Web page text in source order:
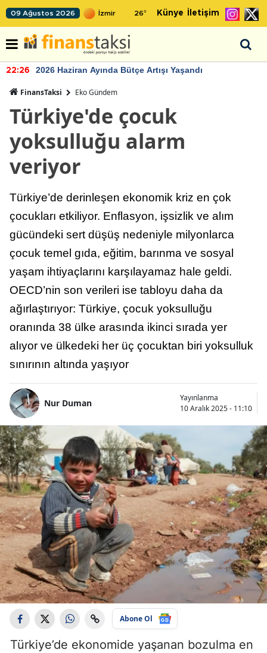
09 Ağustos 2026 26° Künye İletişim
22:26 2026 Haziran Ayında Bütçe Artışı Yaşandı
FinansTaksi Eko Gündem
Türkiye'de çocuk
yoksulluğu alarm
veriyor
Türkiye’de derinleşen ekonomik kriz en çok
çocukları etkiliyor. Enflasyon, işsizlik ve alım
gücündeki sert düşüş nedeniyle milyonlarca
çocuk temel gıda, eğitim, barınma ve sosyal
yaşam ihtiyaçlarını karşılayamaz hale geldi.
OECD’nin son verileri ise tabloyu daha da
ağırlaştırıyor: Türkiye, çocuk yoksulluğu
oranında 38 ülke arasında ikinci sırada yer
alıyor ve ülkedeki her üç çocuktan biri yoksulluk
sınırının altında yaşıyor
Nur Duman
Yayınlanma
10 Aralık 2025 - 11:10
Abone Ol
Türkiye’de ekonomide yaşanan bozulma en